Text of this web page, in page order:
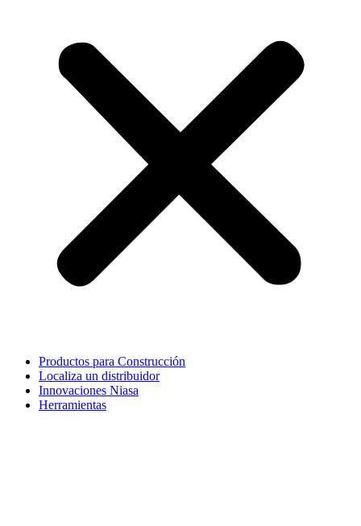
Productos para Construcción
Localiza un distribuidor
Innovaciones Niasa
Herramientas